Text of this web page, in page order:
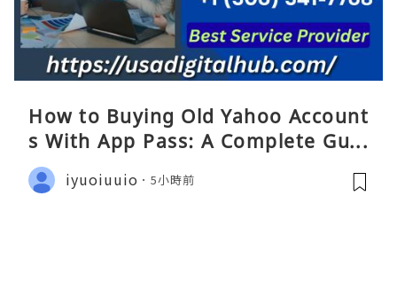
How to Buying Old Yahoo Account
s With App Pass: A Complete Guid
e
iyuoiuuio 5小時前